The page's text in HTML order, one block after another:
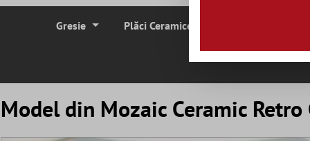
Gresie Plăci Ceramice Pentru Pereti
Model din Mozaic Ceramic